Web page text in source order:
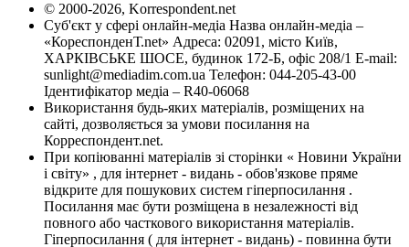
© 2000-2026, Korrespondent.net
Суб'єкт у сфері онлайн-медіа Назва онлайн-медіа –
«КореспонденТ.net» Адреса: 02091, місто Київ,
ХАРКІВСЬКЕ ШОСЕ, будинок 172-Б, офіс 208/1 E-mail:
sunlight@mediadim.com.ua Телефон: 044-205-43-00
Ідентифікатор медіа – R40-06068
Використання будь-яких матеріалів, розміщених на
сайті, дозволяється за умови посилання на
Корреспондент.net.
При копіюванні матеріалів зі сторінки « Новини України
і світу» , для інтернет - видань - обов'язкове пряме
відкрите для пошукових систем гіперпосилання .
Посилання має бути розміщена в незалежності від
повного або часткового використання матеріалів.
Гіперпосилання ( для інтернет - видань) - повинна бути